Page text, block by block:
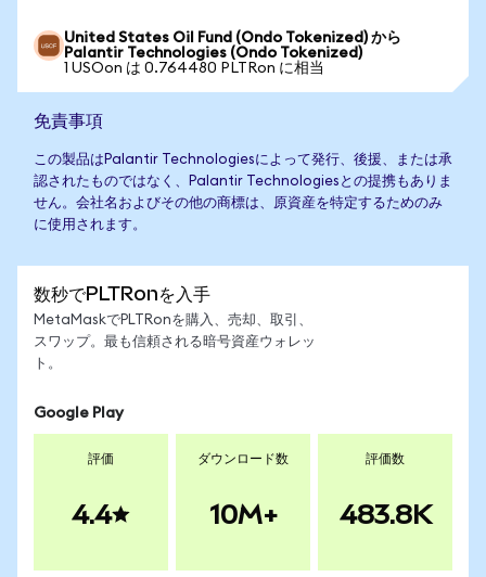
United States Oil Fund (Ondo Tokenized) から
Palantir Technologies (Ondo Tokenized)
1 USOon は 0.764480 PLTRon に相当
免責事項
この製品はPalantir Technologiesによって発行、後援、または承
認されたものではなく、Palantir Technologiesとの提携もありま
せん。会社名およびその他の商標は、原資産を特定するためのみ
に使用されます。
数秒でPLTRonを入手
MetaMaskでPLTRonを購入、売却、取引、
スワップ。最も信頼される暗号資産ウォレッ
ト。
Google Play
評価
4.4
ダウンロード数
10M+
評価数
483.8K